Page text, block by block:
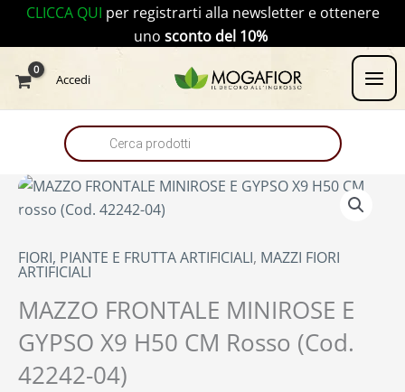
contenuto
CLICCA QUI per registrarti alla newsletter e ottenere
uno sconto del 10%
Accedi
Products
search
FIORI, PIANTE E FRUTTA ARTIFICIALI, MAZZI FIORI
ARTIFICIALI
MAZZO FRONTALE MINIROSE E
GYPSO X9 H50 CM Rosso (Cod.
42242-04)